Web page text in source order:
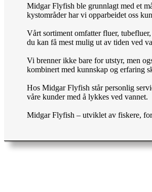
Midgar Flyfish ble grunnlagt med et
kystområder har vi opparbeidet oss
Vårt sortiment omfatter fluer,
du kan få mest mulig ut av tiden ved
Vi brenner ikke bare for utstyr, men
kombinert med kunnskap og erfaring
Hos Midgar Flyfish står personlig
våre kunder med å lykkes ved vannet.
Midgar Flyfish – utviklet av fiskere,